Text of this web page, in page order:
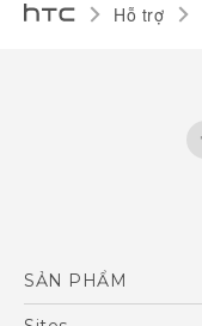
Hỗ trợ
SẢN PHẨM
5G